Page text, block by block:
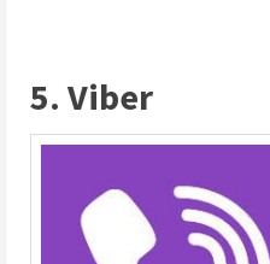
5. Viber